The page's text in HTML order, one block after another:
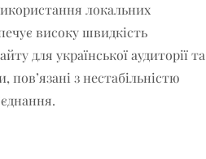
локальних
високу швидкість
для української аудиторії та
пов’язані з нестабільністю